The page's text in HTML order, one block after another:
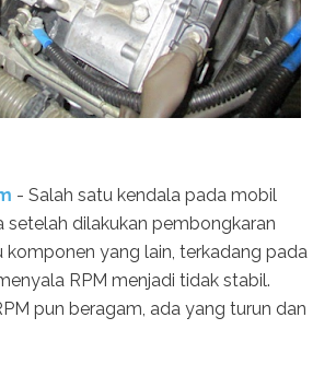
- Salah satu kendala pada mobil
setelah dilakukan pembongkaran
yang lain, terkadang pada
RPM menjadi tidak stabil.
pun beragam, ada yang turun dan